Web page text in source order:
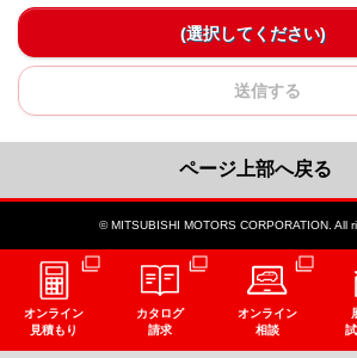
(選択してください)
送信する
ページ上部へ戻る
© MITSUBISHI MOTORS CORPORATION. All
オンライン
見積もり
カタログ
請求
オンライン
相談